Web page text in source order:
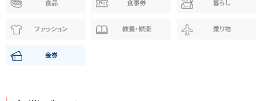
食品 食事券 暮らし
ファッション 教養・娯楽 乗り物
金券